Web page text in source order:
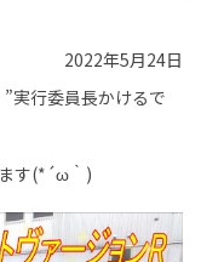
2022年5月24日
実行委員長かけるで
す(*´ω｀)